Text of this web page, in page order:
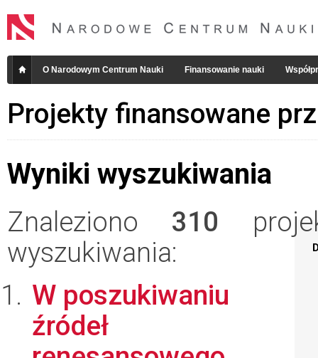
O Narodowym Centrum Nauki Finansowanie nauki
Projekty finansowane
Wyniki wyszukiwania
Znaleziono 310
wyszukiwania:
W poszukiwaniu
źródeł